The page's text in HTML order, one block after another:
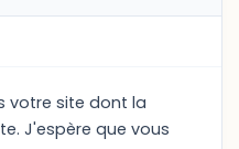
votre site dont la
J'espère que vous